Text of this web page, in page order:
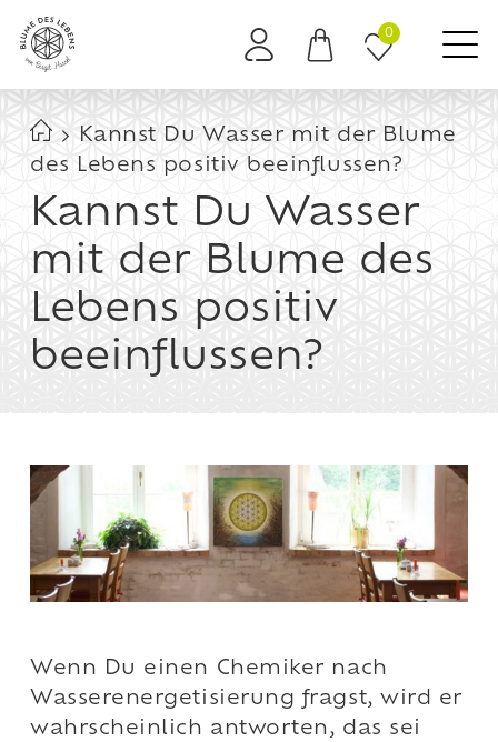
0
Kannst Du Wasser mit der Blume
des Lebens positiv beeinflussen?
Kannst Du Wasser
mit der Blume des
Lebens positiv
beeinflussen?
Wenn Du einen Chemiker nach
Wasserenergetisierung fragst, wird er
wahrscheinlich antworten, das sei